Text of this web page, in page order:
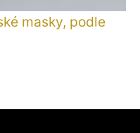
masky, podle